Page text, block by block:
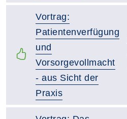
Vortrag:
Patientenverfügung
und
Vorsorgevollmacht
- aus Sicht der
Praxis